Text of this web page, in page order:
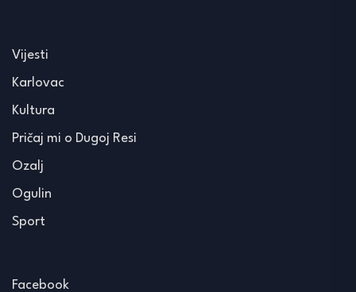
Vijesti
Karlovac
Kultura
Pričaj mi o Dugoj Resi
Ozalj
Ogulin
Sport
Facebook